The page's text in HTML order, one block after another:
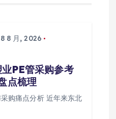
8 8 月, 2026
PE管采购参考
点梳理
购痛点分析 近年来东北